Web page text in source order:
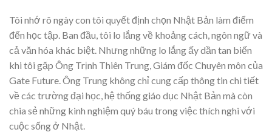
Tôi nhớ rõ ngày con tôi quyết định chọn Nhật Bản làm điểm
đến học tập. Ban đầu, tôi lo lắng về khoảng cách, ngôn ngữ và
cả văn hóa khác biệt. Nhưng những lo lắng ấy dần tan biến
khi tôi gặp Ông Trịnh Thiên Trung, Giám đốc Chuyên môn của
Gate Future. Ông Trung không chỉ cung cấp thông tin chi tiết
về các trường đại học, hệ thống giáo dục Nhật Bản mà còn
chia sẻ những kinh nghiệm quý báu trong việc thích nghi với
cuộc sống ở Nhật.